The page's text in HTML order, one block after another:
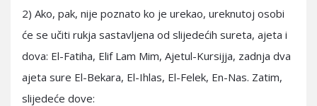
2) Ako, pak, nije poznato ko je urekao, ureknutoj osobi
će se učiti rukja sastavljena od slijedećih sureta, ajeta i
dova: El-Fatiha, Elif Lam Mim, Ajetul-Kursijja, zadnja dva
ajeta sure El-Bekara, El-Ihlas, El-Felek, En-Nas. Zatim,
slijedeće dove: